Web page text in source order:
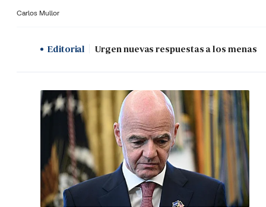
Carlos Mullor
Editorial Urgen nuevas respuestas a los menas